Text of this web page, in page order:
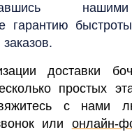
гарантию
доставки
простых
с нами
или онлайн-